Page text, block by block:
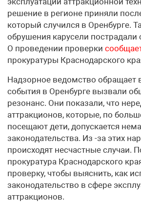
решение в регионе приняли
который случился в Оренбурге.
обрушения карусели пострадали
О проведении проверки
прокуратуры Краснодарского
Надзорное ведомство обращает
события в Оренбурге вызвали
резонанс. Они показали, что
аттракционов, которые, по
посещают дети, допускается
законодательства. Из -за этих
происходят несчастные случаи.
прокуратура Краснодарского
проверку, чтобы выяснить, как
законодательство в сфере
аттракционов.